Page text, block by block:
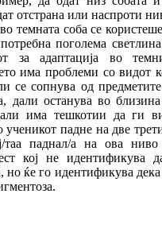
отстрана или наспроти
темната соба се
поголема
за адаптација во
има проблеми со видот
се сопнува од
дали останува во
има тешкотии да ги
ученикот падне на две
таа паднал/а на ова
кој не идентификува
ќе го идентификува дека